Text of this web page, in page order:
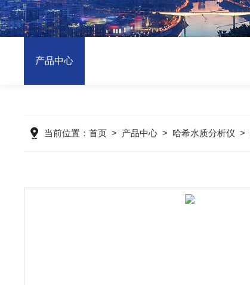
产品中心
当前位置：首页 > 产品中心 > 哈希水质分析仪 >